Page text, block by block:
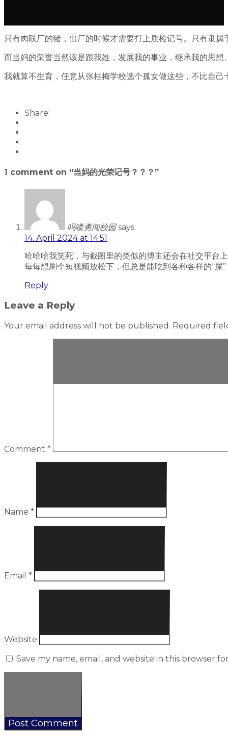
只有肉联厂的猪，出厂的时候才需要打上质检记号。只有隶
而当妈的荣誉当然该是跟我姓，发展我的事业，继承我的思
我就算不生育，任意从张桂梅学校选个孤女做这些，不比自
Share:
1 comment on “当妈的光荣记号？？？ ”
吗喽勇闯校园 says:
14. April 2024 at 14:51
哈哈哈我笑死，与截图里的类似的博主还会在社交平台
每每想刷个短视频放松下，但总是能吃到各种各样的“屎”
Reply
Leave a Reply
Your email address will not be published. Required
Comment *
Name *
Email *
Website
Save my name, email, and website in this browser